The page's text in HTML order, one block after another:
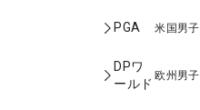
PGA 米国男子
DPワ
ールド
欧州男子